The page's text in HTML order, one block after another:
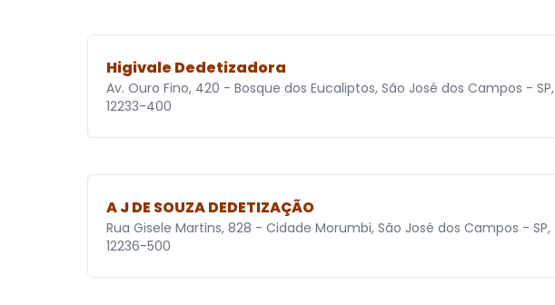
Higivale Dedetizadora
Av. Ouro Fino, 420 - Bosque dos Eucaliptos, São José dos Campos - SP,
12233-400
A J DE SOUZA DEDETIZAÇÃO
Rua Gisele Martins, 828 - Cidade Morumbi, São José dos Campos - SP,
12236-500